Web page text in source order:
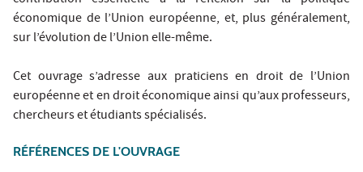
économique de l’Union européenne, et, plus généralement,
sur l’évolution de l’Union elle-même.
Cet ouvrage s’adresse aux praticiens en droit de l’Union
européenne et en droit économique ainsi qu’aux professeurs,
chercheurs et étudiants spécialisés.
RÉFÉRENCES DE L'OUVRAGE